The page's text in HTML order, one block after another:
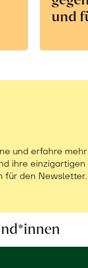
und
und erfahre mehr
ihre einzigartigen
für den Newsletter.